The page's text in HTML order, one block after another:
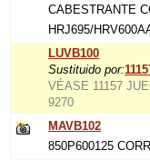
CABESTRANTE
HRJ695/
LUVB100
Sustituido por:
VÉASE 11157
9270
MAVB102
850P600125